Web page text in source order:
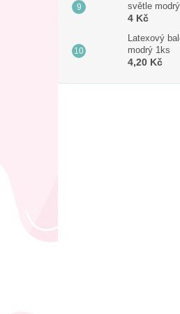
světle
4 Kč
Latexový
modrý 1ks
4,20 Kč